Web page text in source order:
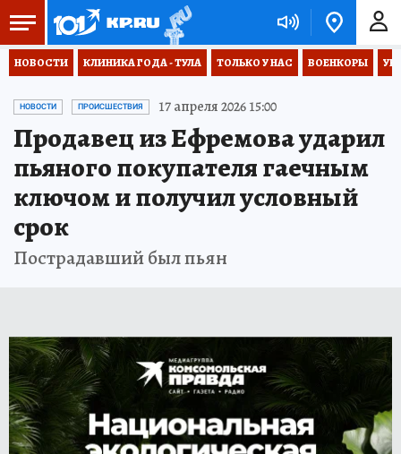
НОВОСТИ КЛИНИКА ГОДА - ТУЛА ТОЛЬКО У НАС ВОЕНКОРЫ
НОВОСТИ ПРОИСШЕСТВИЯ 17 апреля 2026 15:00
Продавец из Ефремова ударил
пьяного покупателя гаечным
ключом и получил условный
срок
Пострадавший был пьян